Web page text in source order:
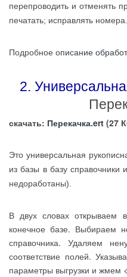
перепроводить и отменять
печатать; исправлять номера.
Подробное описание
2.
скачать: Перекачка.ert (27
Это универсальная
из базы в базу справочники
недоработаны).
В двух словах открываем
конечное базе. Выбираем
справочника. Удаляем
соответствие полей.
параметры выгрузки и жмем